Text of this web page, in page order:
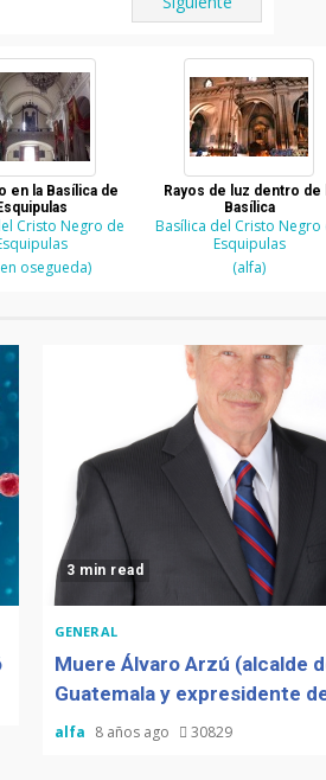
en la Basílica de
Cristo Negro de
osegueda)
Rayos de luz dentro de
Basílica
Basílica del Cristo Negro
Esquipulas
(alfa)
3 min read
GENERAL
Muere Álvaro Arzú (alcalde
Guatemala y expresidente
alfa 8 años ago 30829